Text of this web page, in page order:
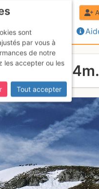
côte 2264m.
sont
par vous à
de notre
les accepter ou les
Tout accepter